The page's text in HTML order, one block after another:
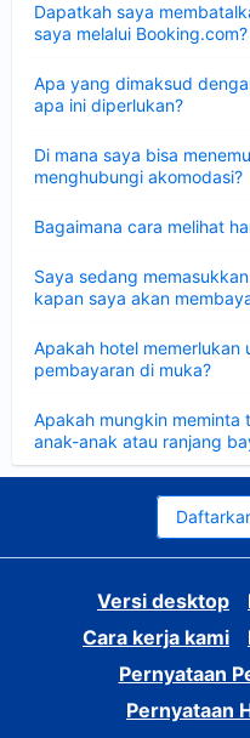
Dapatkah saya
saya melalui Booking.com?
Apa yang dimaksud
apa ini diperlukan?
Di mana saya bisa
menghubungi akomodasi?
Bagaimana cara melihat
Saya sedang
kapan saya akan
Apakah hotel memerlukan
pembayaran di muka?
Apakah mungkin
anak-anak atau ranjang
Versi desktop
Cara kerja kami
Pernyataan
Pernyataan